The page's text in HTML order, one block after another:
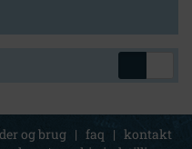
og brug | faq | kontakt